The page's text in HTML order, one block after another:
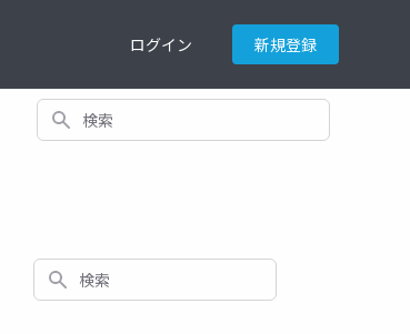
ログイン 新規登録
検索
検索